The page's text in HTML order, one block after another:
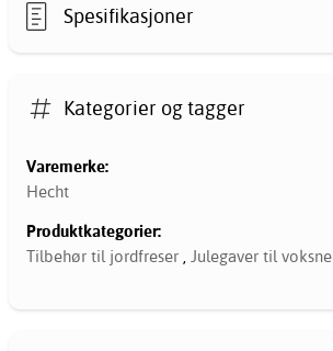
Spesifikasjoner
Kategorier og tagger
Varemerke:
Hecht
Produktkategorier:
Tilbehør til jordfreser , Julegaver til voksne